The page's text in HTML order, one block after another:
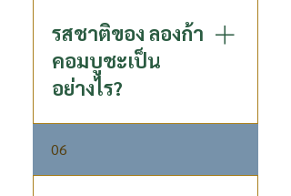
รสชาติของ ลองก้า
คอมบูชะเป็น
อย่างไร?
เป็นเครื่องดื่มที่มีรสเปรี้ยวนำ มี
06